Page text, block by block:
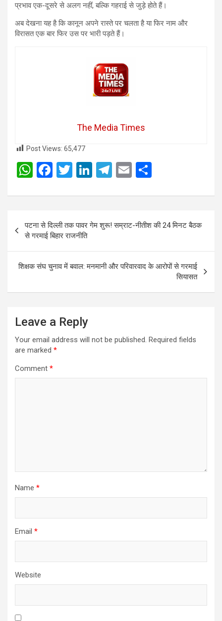
प्रभाव एक-दूसरे से अलग नहीं, बल्कि गहराई से जुड़े होते हैं।
अब देखना यह है कि कानून अपने रास्ते पर चलता है या फिर नाम और
विरासत एक बार फिर उस पर भारी पड़ते हैं।
The Media Times
Post Views: 65,477
W
at
A
p
p
F
ce
b
o
o
k
T
tt
Li
ke
dI
n
T
e
a
m
E
ail ar
e
navigation
पटना से दिल्ली तक पावर गेम शुरू! सम्राट-नीतीश की 24 मिनट बैठक
से गरमाई बिहार राजनीति
शिक्षक संघ चुनाव में बवाल: मनमानी और परिवारवाद के आरोपों से गरमाई
सियासत
Leave a Reply
Your email address will not be published. Required fields
are marked *
Comment *
Name *
Email *
Website